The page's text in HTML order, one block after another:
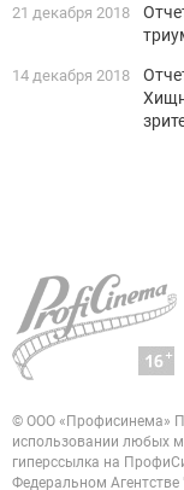
21 декабря 2018
14 декабря 2018
© ООО «Профисинема»
использовании любых
гиперссылка на
Федеральном Агентстве